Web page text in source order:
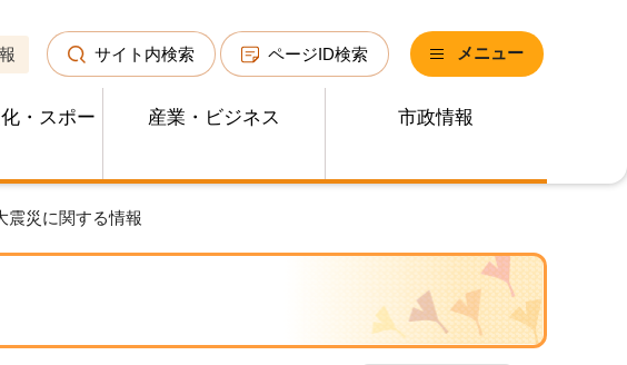
サイト内検索 ページID検索 メニュー
・スポー
産業・ビジネス 市政情報
震災に関する情報